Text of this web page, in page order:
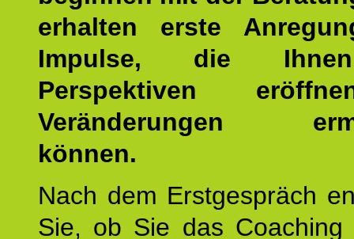
erhalten erste
Impulse, die
Perspektiven
Veränderungen
können.
Nach dem Erstgespräch
Sie, ob Sie das Coaching